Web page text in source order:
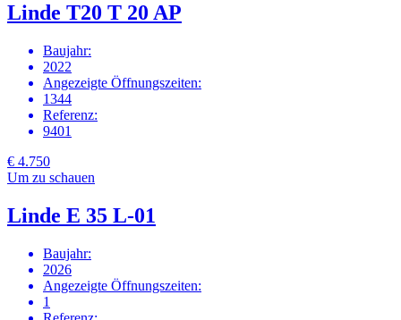
Linde T20 T 20 AP
Baujahr:
2022
Angezeigte Öffnungszeiten:
1344
Referenz:
9401
€ 4.750
Um zu schauen
Linde E 35 L-01
Baujahr:
2026
Angezeigte Öffnungszeiten:
1